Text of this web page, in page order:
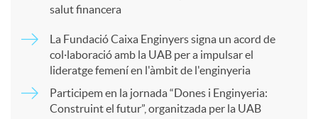
salut financera
La Fundació Caixa Enginyers signa un acord de
col·laboració amb la UAB per a impulsar el
lideratge femení en l'àmbit de l'enginyeria
Participem en la jornada “Dones i Enginyeria:
Construint el futur”, organitzada per la UAB